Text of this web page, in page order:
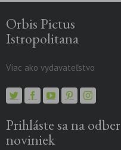
Orbis Pictus
Istropolitana
Viac ako vydavateľstvo
Prihláste sa na odber
noviniek